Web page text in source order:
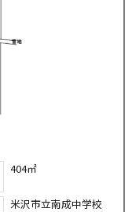
404㎡
米沢市立南成中学校